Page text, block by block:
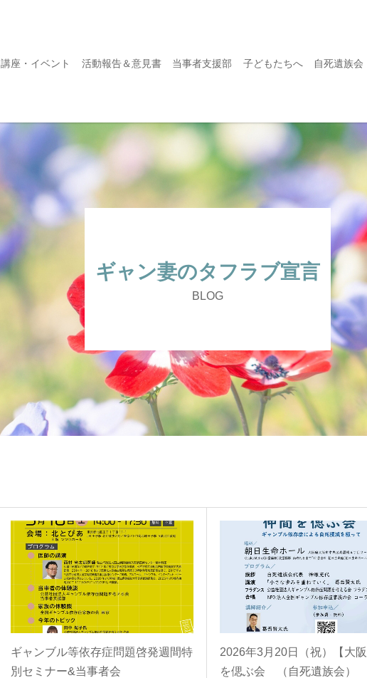
講座・イベント 活動報告＆意見書 当事者支援部 子どもたちへ 自死遺族会
ギャン妻のタフラブ宣言
BLOG
ギャンブル等依存症問題啓発週間特
別セミナー&当事者会
2026年3月20日（祝）【大
を偲ぶ会 （自死遺族会）